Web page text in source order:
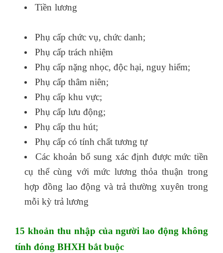
Tiền lương
Phụ cấp chức vụ, chức danh;
Phụ cấp trách nhiệm
Phụ cấp nặng nhọc, độc hại, nguy hiểm;
Phụ cấp thâm niên;
Phụ cấp khu vực;
Phụ cấp lưu động;
Phụ cấp thu hút;
Phụ cấp có tính chất tương tự
Các khoản bổ sung xác định được mức tiền
cụ thể cùng với mức lương thỏa thuận trong
hợp đồng lao động và trả thường xuyên trong
mỗi kỳ trả lương
15 khoản thu nhập của người lao động không
tính đóng BHXH bắt buộc